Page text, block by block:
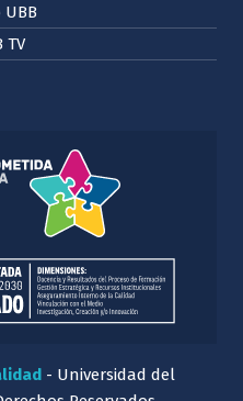
UBB
TV
- Universidad del